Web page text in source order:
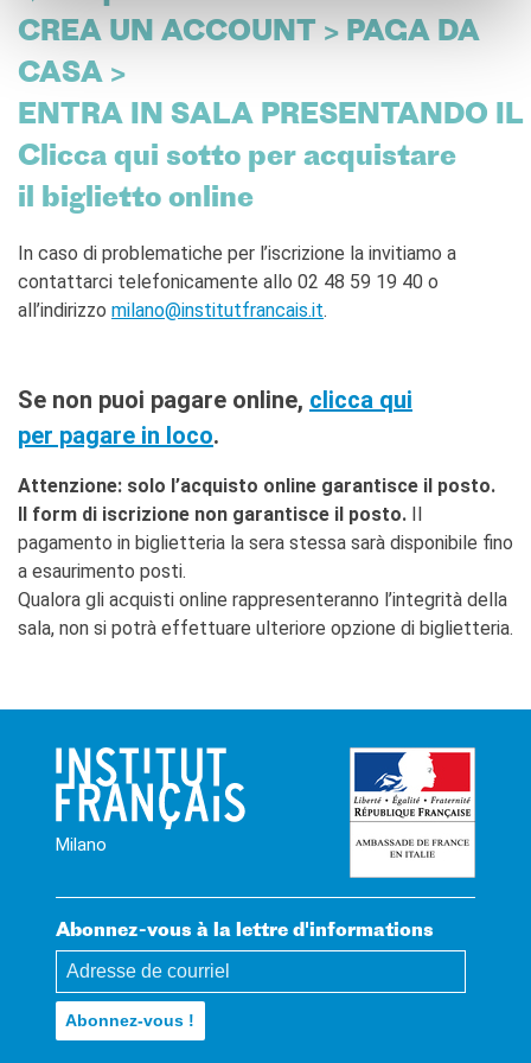
CREA UN ACCOUNT > PAGA DA
CASA >
ENTRA IN SALA PRESENTANDO IL
Clicca qui sotto per acquistare
il biglietto online
In caso di problematiche per l’iscrizione la invitiamo a
contattarci telefonicamente allo 02 48 59 19 40 o
all’indirizzo milano@institutfrancais.it.
Se non puoi pagare online, clicca qui
per pagare in loco.
Attenzione: solo l’acquisto online garantisce il posto.
Il form di iscrizione non garantisce il posto. Il
pagamento in biglietteria la sera stessa sarà disponibile fino
a esaurimento posti.
Qualora gli acquisti online rappresenteranno l’integrità della
sala, non si potrà effettuare ulteriore opzione di biglietteria.
Milano
Abonnez-vous à la lettre d'informations